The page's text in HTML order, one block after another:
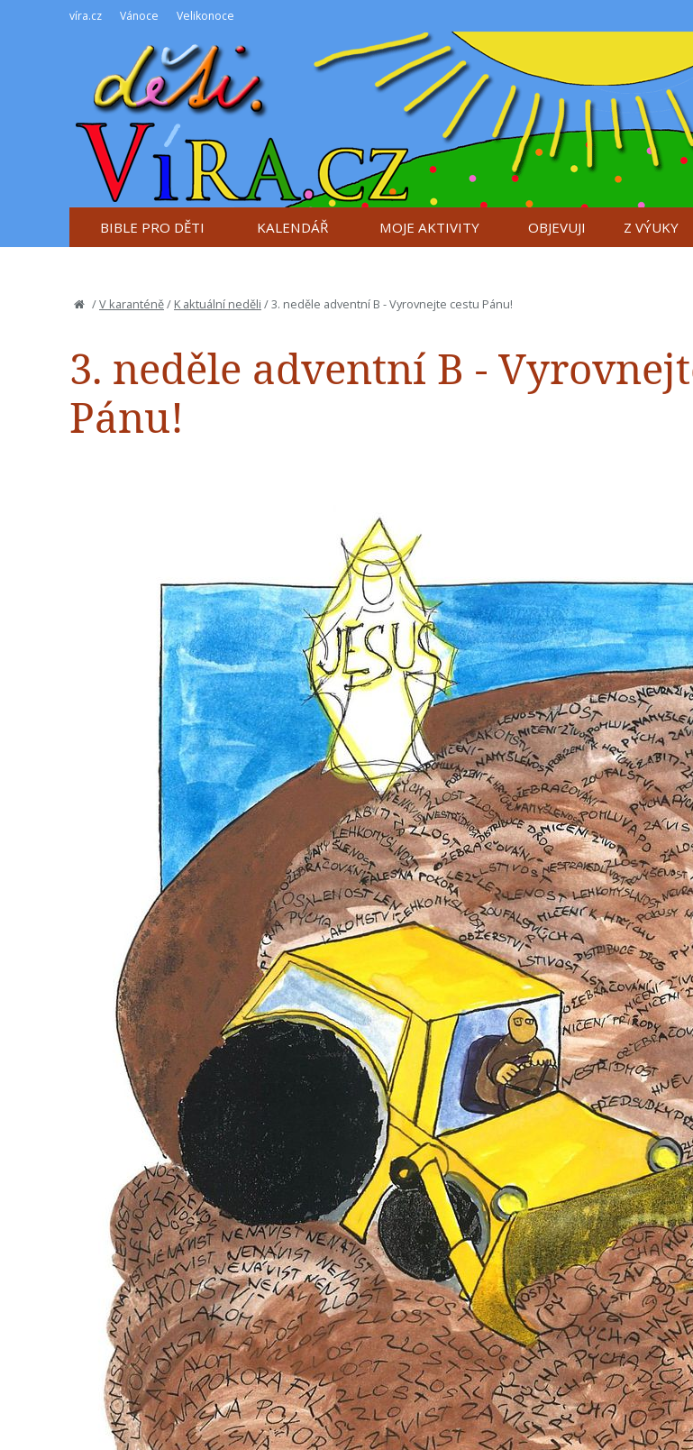
víra.cz Vánoce Velikonoce
BIBLE PRO DĚTI KALENDÁŘ MOJE AKTIVITY OBJEVUJI Z VÝUKY
/V karanténě/ K aktuální neděli /3. neděle adventní B - Vyrovnejte cestu Pánu!
3. neděle adventní B -
Pánu!